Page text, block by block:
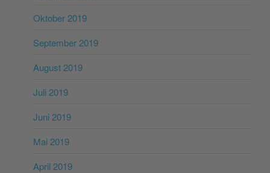
Oktober 2019
September 2019
August 2019
Juli 2019
Juni 2019
Mai 2019
April 2019